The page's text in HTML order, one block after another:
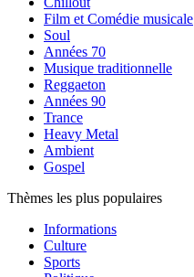
Film et Comédie musicale
Soul
Années 70
Musique traditionnelle
Reggaeton
Années 90
Trance
Heavy Metal
Ambient
Gospel
Thèmes les plus populaires
Informations
Culture
Sports